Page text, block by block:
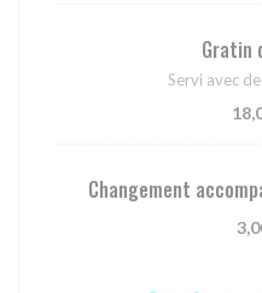
Gratin
Servi avec
Changement